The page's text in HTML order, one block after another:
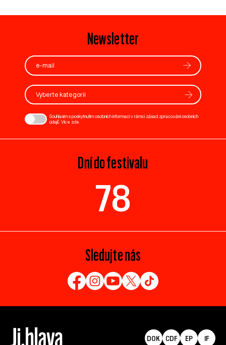
Newsletter
Vyberte kategorii
Souhlasím s poskytnutím osobních informací v rámci zásad zpracování osobních
údajů. Více zde
Dní do festivalu
78
Sledujte nás
DOK CDF EP IF